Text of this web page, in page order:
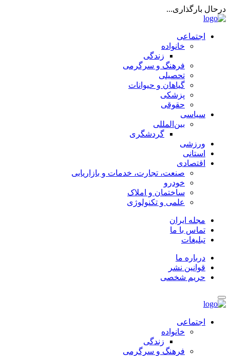
درحال بارگذاری...
اجتماعی
خانواده
زندگی
فرهنگ و سرگرمی
تحصیلی
گیاهان و حیوانات
پزشکی
حقوقی
سیاسی
بین‌المللی
گردشگری
ورزشی
استانی
اقتصادی
صنعت، تجارت، خدمات و بازاریابی
خودرو
ساختمان و املاک
علمی و تکنولوژی
مجله ایران
تماس با ما
تبلیغات
درباره ما
قوانین نشر
حریم شخصی
اجتماعی
خانواده
زندگی
فرهنگ و سرگرمی